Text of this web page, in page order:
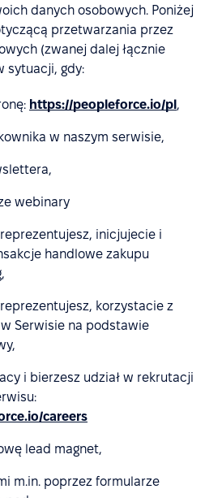
danych osobowych. Poniżej
przetwarzania przez
(zwanej dalej łącznie
sytuacji, gdy:
https://peopleforce.io/pl,
w naszym serwisie,
webinary
inicjujecie i
handlowe zakupu
korzystacie z
Serwisie na podstawie
i bierzesz udział w rekrutacji
careers
lead magnet,
m.in. poprzez formularze